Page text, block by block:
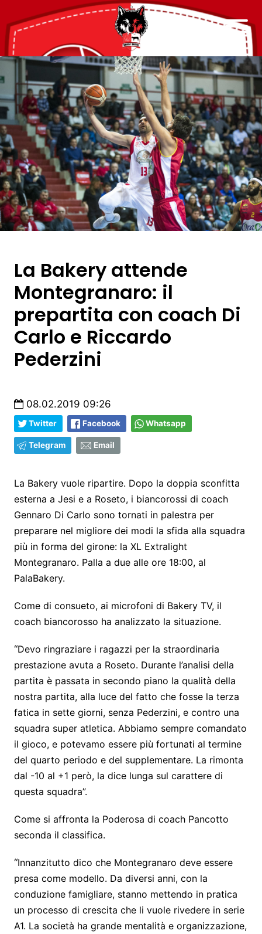
La Bakery attende
Montegranaro: il
prepartita con coach Di
Carlo e Riccardo
Pederzini
08.02.2019 09:26
Twitter Facebook Whatsapp
Telegram Email
La Bakery vuole ripartire. Dopo la doppia sconfitta
esterna a Jesi e a Roseto, i biancorossi di coach
Gennaro Di Carlo sono tornati in palestra per
preparare nel migliore dei modi la sfida alla squadra
più in forma del girone: la XL Extralight
Montegranaro. Palla a due alle ore 18:00, al
PalaBakery.
Come di consueto, ai microfoni di Bakery TV, il
coach biancorosso ha analizzato la situazione.
“Devo ringraziare i ragazzi per la straordinaria
prestazione avuta a Roseto. Durante l’analisi della
partita è passata in secondo piano la qualità della
nostra partita, alla luce del fatto che fosse la terza
fatica in sette giorni, senza Pederzini, e contro una
squadra super atletica. Abbiamo sempre comandato
il gioco, e potevamo essere più fortunati al termine
del quarto periodo e del supplementare. La rimonta
dal -10 al +1 però, la dice lunga sul carattere di
questa squadra”.
Come si affronta la Poderosa di coach Pancotto
seconda il classifica.
“Innanzitutto dico che Montegranaro deve essere
presa come modello. Da diversi anni, con la
conduzione famigliare, stanno mettendo in pratica
un processo di crescita che li vuole rivedere in serie
A1. La società ha grande mentalità e organizzazione,